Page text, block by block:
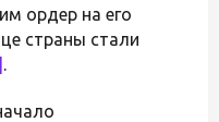
ордер на его
страны стали
.